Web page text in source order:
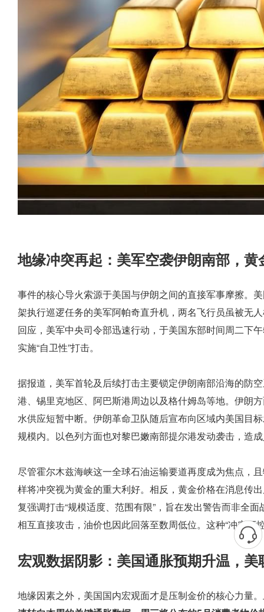
地缘冲突再起：美军空袭伊朗南部，
事件的核心导火索源于美国与伊朗之间的直接军事摩擦。
架执行巡逻任务的美军阿帕奇直升机，两名飞行员虽被无
回应，美军中央司令部迅速行动，于美国东部时间周二下
实施“自卫性”打击。
据报道，美军首轮及后续打击主要锁定伊朗南部沿海的防
港、锡里克地区、阿巴斯港周边以及格什姆岛等地。伊朗
水供应短暂中断。伊朗革命卫队随后宣布向区域内美国目
规模内。以色列方面也对黎巴嫩南部提尔港发动袭击，造
尽管霍尔木兹海峡这一全球石油运输要道再度成为焦点，
样将冲突视为黄金的重大利好。相反，黄金价格在消息传
复强调打击“规模适度、范围有限”，旨在发出警告而非全
相互直接攻击，油价也因此回落至数周低位。这种“冲突可
宏观数据阴影：美国通胀预期升温，
地缘因素之外，美国国内宏观面才是压制金价的核心力量